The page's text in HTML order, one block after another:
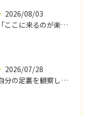
2026/08/03
「ここに来るのが楽しみです♪」と、言っていただけます◎
2026/07/28
自分の足裏を観察してみる！やって良かったぁ〜♪